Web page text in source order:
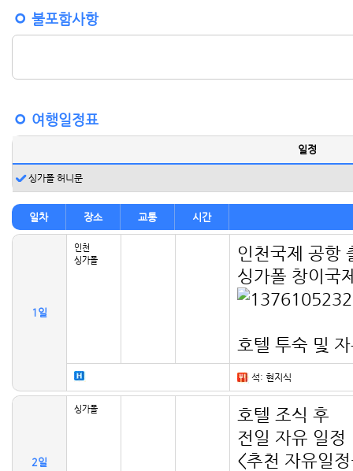
불포함사항
여행일정표
일정
싱가폴 허니문
일차 장소 교통 시간
1일
인천
싱가폴
인천국제 공항
싱가폴 창이국
호텔 투숙 및
석: 현지식
2일
싱가폴
호텔 조식 후
전일 자유 일정
<추천 자유일